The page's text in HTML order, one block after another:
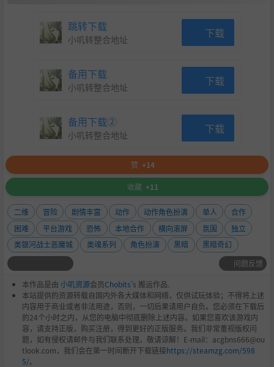
跳转下载
小叽转整合地址 下载
备用下载
小叽转整合地址 下载
备用下载②
小叽转整合地址 下载
赞 +14
收藏 +11
二维 冒险 剧情丰富 动作 动作角色扮演 单人
合作
困难
平台游戏 恐怖 本地合作 横向滚屏 氛围
独立
类银河战士恶魔城
类魂系列 角色扮演 黑暗
黑暗奇幻
问题反馈
本作品是由 小叽资源会员Chobits's 搬运作品.
本站提供的资源转载自国内外各大媒体和网络，仅供试玩体验；不得将上述
内容用于商业或者非法用途，否则，一切后果请用户自负。您必须在下载后
的24个小时之内，从您的电脑中彻底删除上述内容。如果您喜欢该游戏内
容，请支持正版，购买注册，得到更好的正版服务。我们非常重视版权问
题，如有侵权请邮件与我们联系处理。敬请谅解！E-mail：acgbns666@ou
tlook.com，我们会在第一时间断开下载链接https://steamzg.com/598
5/。